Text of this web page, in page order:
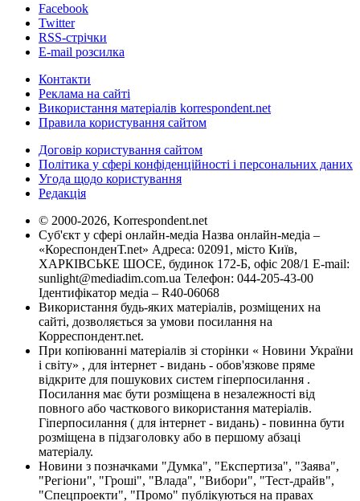
Facebook
Twitter
RSS-стрічки
E-mail розсилка
Контакти
Реклама на сайті
Використання матеріалів korrespondent.net
Правила користування сайтом
Договір користування сайтом
Політика у сфері конфіденційності і персональних даних
Угода щодо користування
Редакція
© 2000-2026, Korrespondent.net
Суб'єкт у сфері онлайн-медіа Назва онлайн-медіа –
«КореспонденТ.net» Адреса: 02091, місто Київ,
ХАРКІВСЬКЕ ШОСЕ, будинок 172-Б, офіс 208/1 E-mail:
sunlight@mediadim.com.ua Телефон: 044-205-43-00
Ідентифікатор медіа – R40-06068
Використання будь-яких матеріалів, розміщених на
сайті, дозволяється за умови посилання на
Корреспондент.net.
При копіюванні матеріалів зі сторінки « Новини України
і світу» , для інтернет - видань - обов'язкове пряме
відкрите для пошукових систем гіперпосилання .
Посилання має бути розміщена в незалежності від
повного або часткового використання матеріалів.
Гіперпосилання ( для інтернет - видань) - повинна бути
розміщена в підзаголовку або в першому абзаці
матеріалу.
Новини з позначками "Думка", "Експертиза", "Заява",
"Регіони", "Гроші", "Влада", "Вибори", "Тест-драйв",
"Спецпроекти", "Промо" публікуються на правах